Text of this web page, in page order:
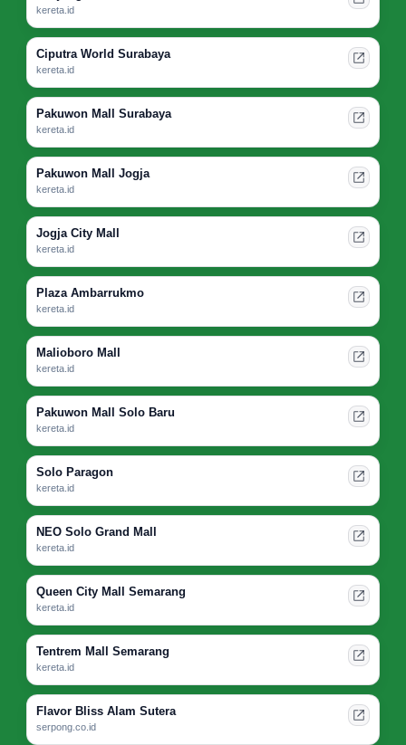
kereta.id
Ciputra World Surabaya
kereta.id
Pakuwon Mall Surabaya
kereta.id
Pakuwon Mall Jogja
kereta.id
Jogja City Mall
kereta.id
Plaza Ambarrukmo
kereta.id
Malioboro Mall
kereta.id
Pakuwon Mall Solo Baru
kereta.id
Solo Paragon
kereta.id
NEO Solo Grand Mall
kereta.id
Queen City Mall Semarang
kereta.id
Tentrem Mall Semarang
kereta.id
Flavor Bliss Alam Sutera
serpong.co.id